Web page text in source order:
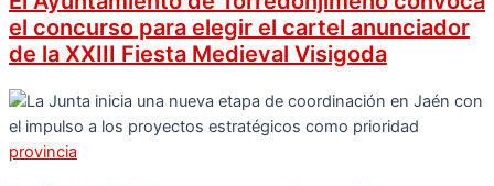
el concurso para elegir el cartel anunciador
de la XXIII Fiesta Medieval Visigoda
provincia